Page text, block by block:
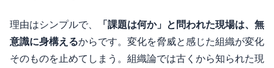
理由はシンプルで、
「課題は何か」と問われた現場は、無
意識に身構えるからです。変化を脅威と感じた組織が変化
そのものを止めてしまう。組織論では古くから知られた現